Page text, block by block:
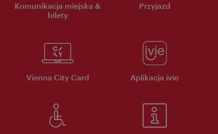
Komunikacja miejska &
bilety
Przyjazd
Vienna City Card Aplikacja ivie